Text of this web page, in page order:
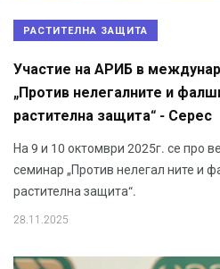
РАСТИТЕЛНА ЗАЩИТА
Участие на АРИБ в
„Против нелегалните и
растителна защита“ - Серес
На 9 и 10 октомври 2025г. се про
семинар „Против нелегал ните и
растителна защита“.
28.11.2025